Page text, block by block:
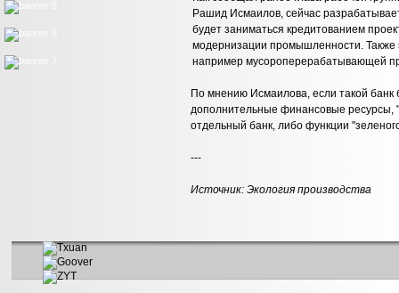
Рашид Исмаилов, сейчас
будет заниматься кредитованием
модернизации промышленности. Также
например мусороперерабатывающей
По мнению Исмаилова, если такой банк
дополнительные финансовые ресурсы,
отдельный банк, либо функции
---
Источник:Экология производства